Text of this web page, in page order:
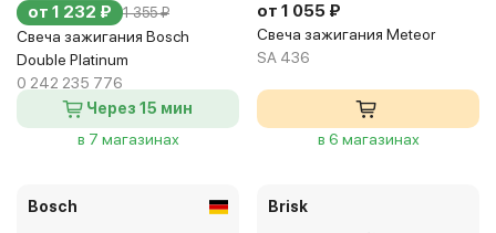
от 1 232 ₽ 1 355 ₽
Свеча зажигания Bosch
Double Platinum
0 242 235 776
Через 15 мин
в 7 магазинах
от 1 055 ₽
Свеча зажигания Meteor
SA 436
в 6 магазинах
Bosch Brisk